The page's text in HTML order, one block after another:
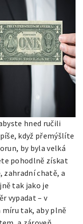
hned ručili
když přemýšlíte
by byla velká
pohodlně získat
zahradní chatě, a
tak jako je
vypadat – v
míru tak, aby plně